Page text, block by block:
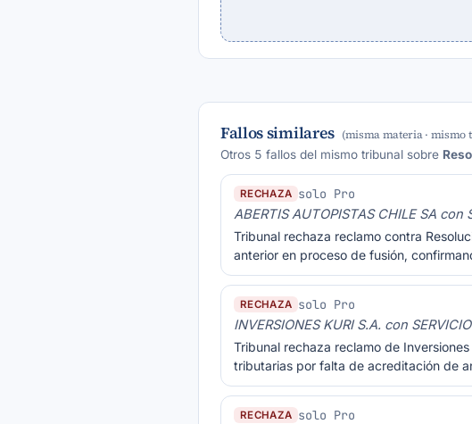
Fallos similares (misma materia · mismo
Otros 5 fallos del mismo tribunal sobre
RECHAZA solo Pro
ABERTIS AUTOPISTAS CHILE SA con
Tribunal rechaza reclamo contra
anterior en proceso de fusión,
RECHAZA solo Pro
INVERSIONES KURI S.A. con
Tribunal rechaza reclamo de
tributarias por falta de acreditación de
RECHAZA solo Pro